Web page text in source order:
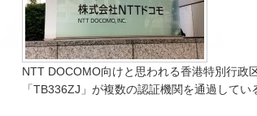
NTT DOCOMO向けと思われる香港特別行政
「TB336ZJ」が複数の認証機関を通過してい